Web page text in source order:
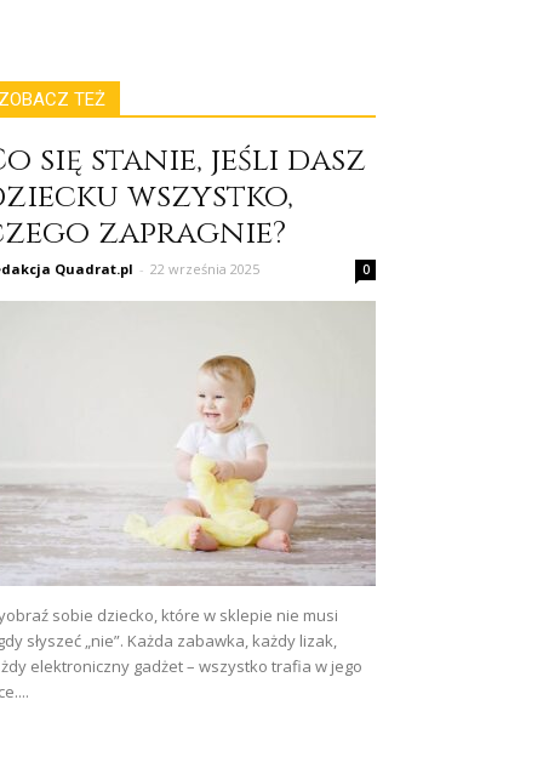
TEŻ
się stanie, jeśli dasz
wszystko,
zapragnie?
Quadrat.pl - 22 września 2025 0
sobie dziecko, które w sklepie nie musi
słyszeć „nie”. Każda zabawka, każdy lizak,
elektroniczny gadżet – wszystko trafia w jego